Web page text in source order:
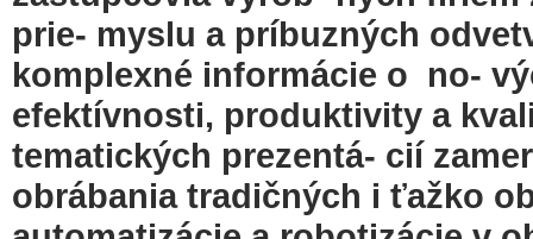
prie- myslu a príbuzných
komplexné informácie o no-
efektívnosti, produktivity a
tematických prezentá- cií
obrábania tradičných i ťažko